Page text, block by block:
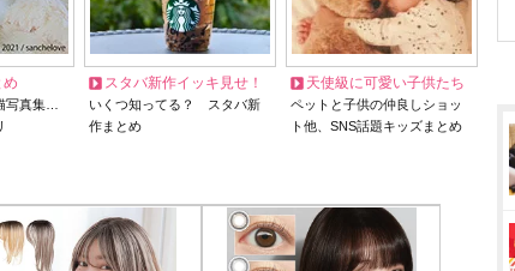
め
写真集…
スタバ新作イッキ見せ！
いくつ知ってる？ スタバ新
作まとめ
天使級に可愛い子供たち
ペットと子供の仲良しショッ
ト他、SNS話題キッズまとめ